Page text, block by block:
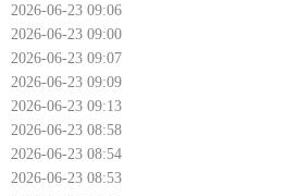
2026-06-23 09:06
2026-06-23 09:00
2026-06-23 09:07
2026-06-23 09:09
2026-06-23 09:13
2026-06-23 08:58
2026-06-23 08:54
2026-06-23 08:53